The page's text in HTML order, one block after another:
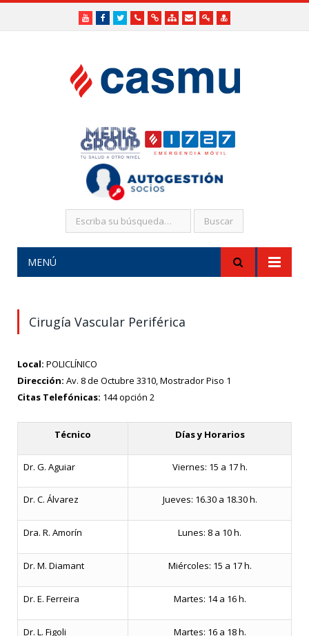
YoutubeFacebook
TwitterTeléfonos
EnlacesMapaFormularios
AccesoAcceso
MENÚ
Cirugía Vascular Periférica
Local: POLICLÍNICO
Dirección: Av. 8 de Octubre 3310, Mostrador Piso 1
Citas Telefónicas: 144 opción 2
Técnico Días y Horarios
Dr. G. Aguiar Viernes: 15 a 17 h.
Dr. C. Álvarez Jueves: 16.30 a 18.30 h.
Dra. R. Amorín Lunes: 8 a 10 h.
Dr. M. Diamant Miércoles: 15 a 17 h.
Dr. E. Ferreira Martes: 14 a 16 h.
Dr. L. Figoli Martes: 16 a 18 h.